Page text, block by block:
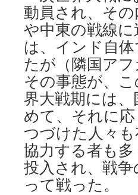
動員され、そ
や中東の戦線
は、インド自
たが（隣国ア
その事態が、
界大戦期には
めて、それに
つづけた人々
協力する者も
投入され、戦
って戦った。